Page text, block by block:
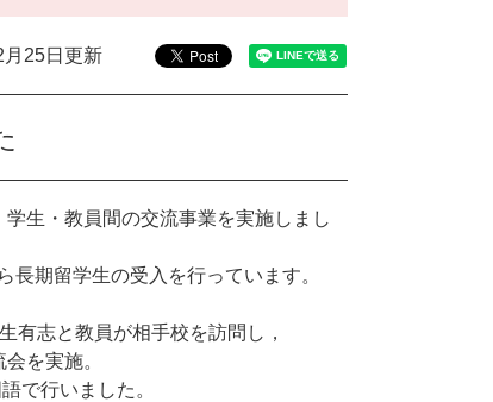
月25日更新
生・教員間の交流事業を実施しまし
期留学生の受入を行っています。
有志と教員が相手校を訪問し，
を実施。
で行いました。